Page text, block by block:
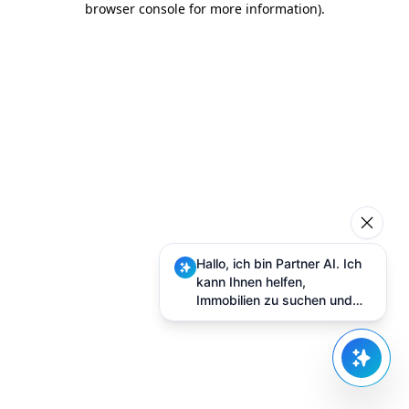
browser console for more information).
Hallo, ich bin Partner AI. Ich
kann Ihnen helfen,
Immobilien zu suchen und
Besuche zu planen.